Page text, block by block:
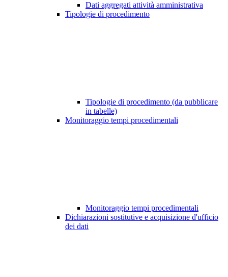
Dati aggregati attività amministrativa
Tipologie di procedimento
Tipologie di procedimento (da pubblicare
in tabelle)
Monitoraggio tempi procedimentali
Monitoraggio tempi procedimentali
Dichiarazioni sostitutive e acquisizione d'ufficio
dei dati